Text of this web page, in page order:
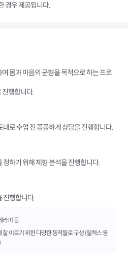
경우 제공됩니다.
몸과 마음의 균형을 목적으로 하는 프로
진행합니다.
로 수업 전 꼼꼼하게 상담을 진행합니다.
하기 위해 체형 분석을 진행합니다.
진행합니다.
라피 등
잘 이르기 위한 다양한 동작들로 구성 (릴렉스 동